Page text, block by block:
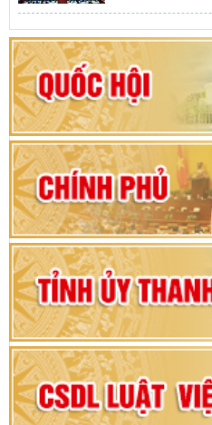
Khai mạc kỳ họp
Hướng dẫn quy
khoá XVI và đại
2026-2031
80 năm Quốc hội
vì sự phát triển
Bộ Chính trị duyệt
Đảng bộ tỉnh
2025 - 2030
Đại hội đại biểu
nhiệm kỳ 2025 –
Đại hội Đảng bộ
nhiệm kỳ 2025 -